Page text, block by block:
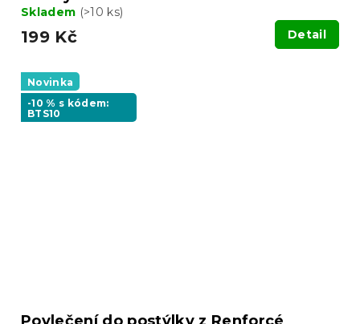
Skladem (>10 ks)
199 Kč Detail
Novinka
-10 % s kódem:
BTS10